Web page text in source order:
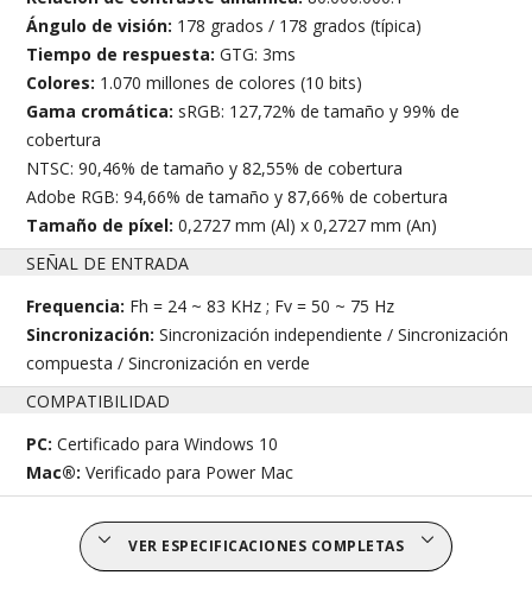
Ángulo de visión: 178 grados / 178 grados (típica)
Tiempo de respuesta:GTG: 3ms
Colores: 1.070 millones de colores (10 bits)
Gama cromática: sRGB: 127,72% de tamaño y 99% de
cobertura
NTSC: 90,46% de tamaño y 82,55% de cobertura
Adobe RGB: 94,66% de tamaño y 87,66% de cobertura
Tamaño de píxel:0,2727 mm (Al) x 0,2727 mm (An)
SEÑAL DE ENTRADA
Frequencia: Fh = 24 ~ 83 KHz ; Fv = 50 ~ 75 Hz
Sincronización:Sincronización independiente / Sincronización
compuesta / Sincronización en verde
COMPATIBILIDAD
PC:Certificado para Windows 10
Mac®:Verificado para Power Mac
VER ESPECIFICACIONES COMPLETAS